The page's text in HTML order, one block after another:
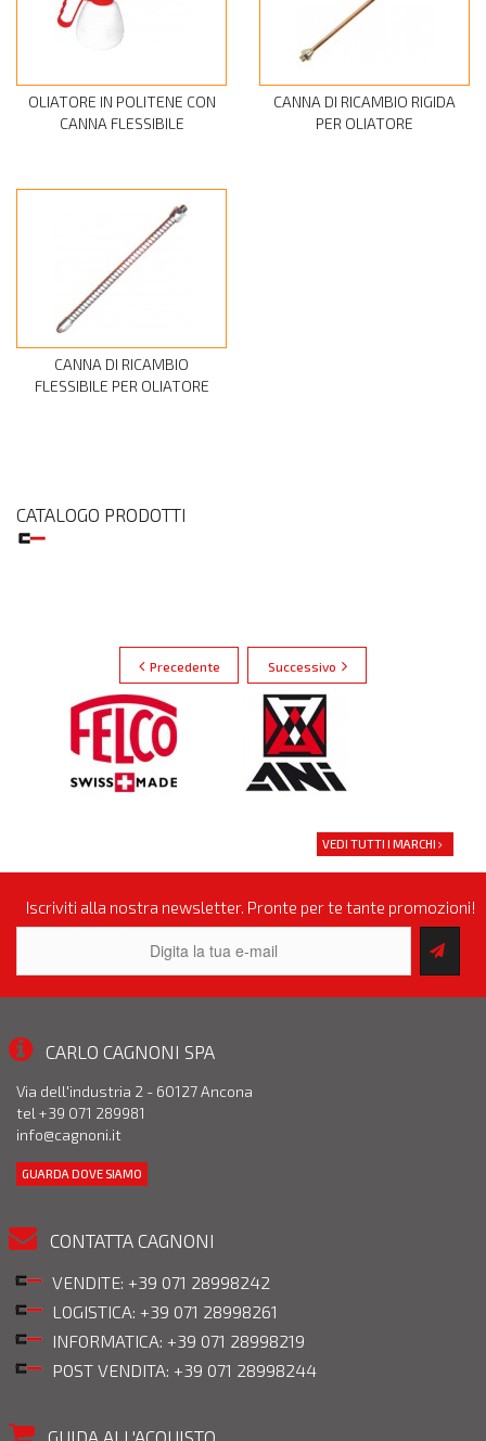
OLIATORE IN POLITENE CON
CANNA FLESSIBILE
CANNA DI RICAMBIO RIGIDA
PER OLIATORE
CANNA DI RICAMBIO
FLESSIBILE PER OLIATORE
CATALOGO PRODOTTI
Precedente Successivo
VEDI TUTTI I MARCHI
Iscriviti alla nostra newsletter. Pronte per te tante promozioni!
CARLO CAGNONI SPA
Via dell'industria 2 - 60127 Ancona
tel +39 071 289981
info@cagnoni.it
GUARDA DOVE SIAMO
CONTATTA CAGNONI
VENDITE: +39 071 28998242
LOGISTICA: +39 071 28998261
INFORMATICA: +39 071 28998219
POST VENDITA: +39 071 28998244
GUIDA ALL'ACQUISTO